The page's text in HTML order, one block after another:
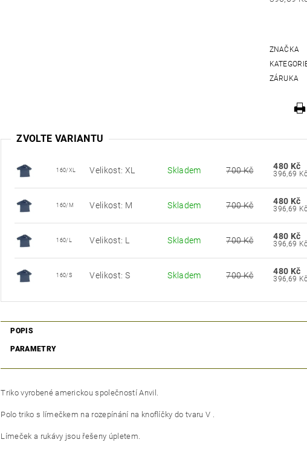
ZNAČKA
ZÁRUKA
ZVOLTE VARIANTU
160/XL Velikost: XL Skladem 700 Kč 480 Kč
160/M Velikost: M Skladem 700 Kč 480 Kč
160/L Velikost: L Skladem 700 Kč 480 Kč
160/S Velikost: S Skladem 700 Kč 480 Kč
POPIS
PARAMETRY
Triko vyrobené americkou společností Anvil.
Polo triko s límečkem na rozepínání na knoflíčky do tvaru V .
Límeček a rukávy jsou řešeny úpletem.